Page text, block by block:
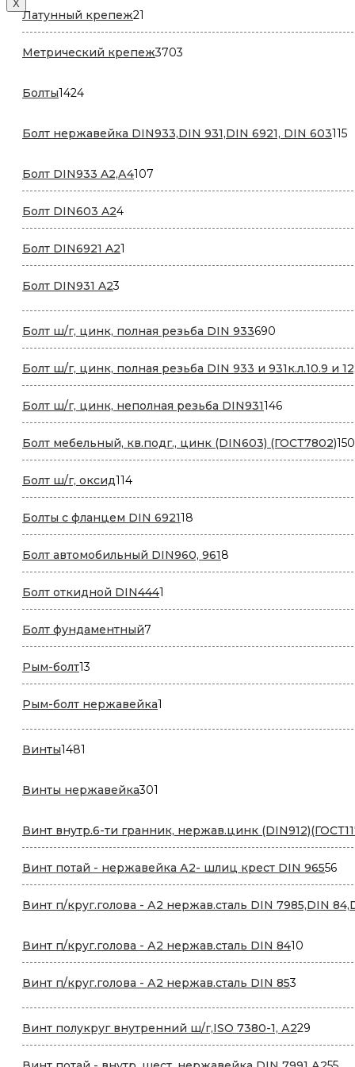
X
Латунный крепеж21
товар
Метрический крепеж3703
Болты14241424
Болт нержавейка DIN933,DIN 931,DIN 6921, DIN 603115115
Болт DIN933 A2,А4107
товаров
Болт DIN603 A244
товара
Болт DIN6921 A21
товар
Болт DIN931 A23
Болт ш/г, цинк, полная резьба DIN 933690
товаров
Болт ш/г, цинк, полная резьба DIN 933 и 931к.л.10.9 и
Болт ш/г, цинк, неполная резьба DIN931146146
товаров
Болт мебельный, кв.подг., цинк (DIN603) (ГОСТ7802)150
Болт ш/г, оксид114114
товаров
Болты с фланцем DIN 692118
товаров
Болт автомобильный DIN960, 9618
товаров
Болт откидной DIN4441
товар
Болт фундаментный7
товаров
Рым-болт13
товаров
Рым-болт нержавейка1
Винты1481
Винты нержавейка301
Винт внутр.6-ти гранник, нержав.цинк
Винт потай - нержавейка А2- шлиц крест DIN 9655656
Винт п/круг.голова - А2 нержав.сталь DIN 7985,DIN
Винт п/круг.голова - А2 нержав.сталь DIN 8410
товаров
Винт п/круг.голова - А2 нержав.сталь DIN 853
Винт полукруг внутренний ш/г,ISO 7380-1, А229
товаров